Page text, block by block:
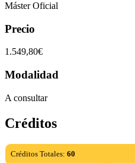
Máster Oficial
Precio
1.549,80€
Modalidad
A consultar
Créditos
Créditos Totales: 60